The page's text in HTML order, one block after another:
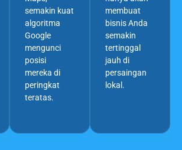
semakin kuat
algoritma
Google
mengunci
posisi
mereka di
peringkat
teratas.
membuat
bisnis Anda
semakin
tertinggal
jauh di
persaingan
lokal.